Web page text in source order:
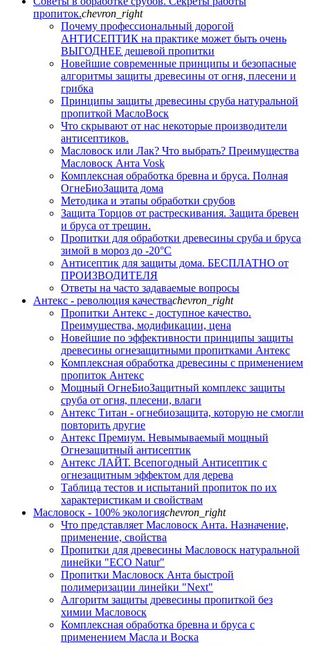
пропиток.chevron_right
Почему профессиональный дорогой
АНТИСЕПТИК на практике может быть очень
ВЫГОДНЕЕ дешевой пропитки
Новейшие современные принципы и безопасные
алгоритмы защиты древесины от огня, плесени и
грибка
Принципы защиты древесины сруба натуральной
пропиткой МаслоВоск
Что скрывают от нас некоторые производители
антисептиков.
Масловоск или Лак? Что выбрать? Преимущества
Масловоск Анта Vosk
Комплексная обработка бревна и бруса. Полная
ОгнеБиоЗащита дома
Методика и этапы обработки срубов
Защита Торцов от растрескивания. Защита бревен
и бруса от трещин.
Пропитки для обработки древесины сруба и бруса
зимой в мороз до -20°С
Антисептик для защиты дома. БЕСПЛАТНО от
ПРОИЗВОДИТЕЛЯ
Ответы на часто задаваемые вопросы
Антекс - революция качестваchevron_right
Пропитки Антекс - доступное качество.
Преимущества, модификации, цена
Новейшие по эффективности принципы защиты
древесины огнезащитными пропитками Антекс
Комплексная обработка древесины с применением
пропиток Антекс
Мощный ОгнеБиоЗащитный комплекс защиты
сруба от огня, плесени, влаги
Антекс Титан - огнебиозащита, которую не смогли
повторить другие
Антекс Премиум. Невымываемый мощный
Огнезащитный антисептик
Антекс ЛАЙТ. Всепогодный Антисептик с
огнезащитным эффектом для дерева
Таблица тестов и испытаний пропиток по их
характеристикам и свойствам
Масловоск - 100% экологияchevron_right
Что представляет Масловоск Анта. Назначение,
применение, свойства
Пропитки для древесины Масловоск натуральной
линейки "ECO Natur"
Пропитки Масловоск Анта быстрой
полимеризации линейки "Next"
Алгоритм защиты древесины пропиткой без
химии Масловоск
Комплексная обработка бревна и бруса с
применением Масла и Воска